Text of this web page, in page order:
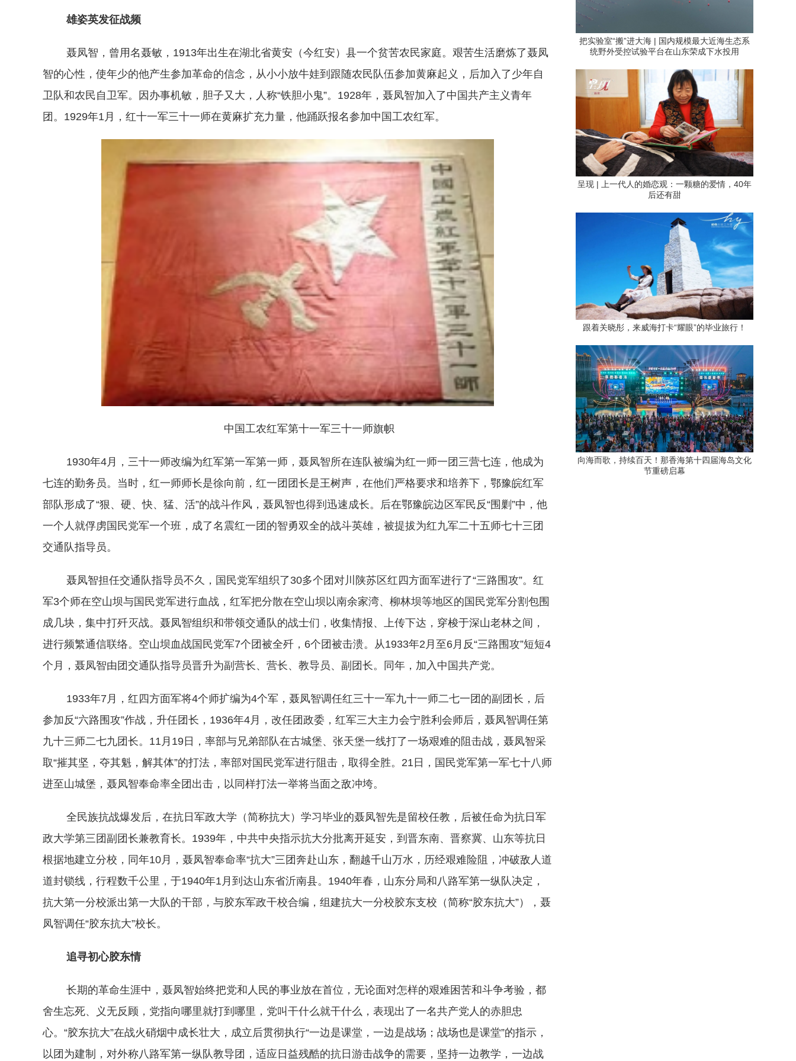
雄姿英发征战频
聂凤智，曾用名聂敏，1913年出生在湖北省黄安（今红安）县一个贫苦农民家庭。艰苦生活磨炼了聂凤
智的心性，使年少的他产生参加革命的信念，从小小放牛娃到跟随农民队伍参加黄麻起义，后加入了少年自
卫队和农民自卫军。因办事机敏，胆子又大，人称“铁胆小鬼”。1928年，聂凤智加入了中国共产主义青年
团。1929年1月，红十一军三十一师在黄麻扩充力量，他踊跃报名参加中国工农红军。
中国工农红军第十一军三十一师旗帜
1930年4月，三十一师改编为红军第一军第一师，聂凤智所在连队被编为红一师一团三营七连，他成为
七连的勤务员。当时，红一师师长是徐向前，红一团团长是王树声，在他们严格要求和培养下，鄂豫皖红军
部队形成了“狠、硬、快、猛、活”的战斗作风，聂凤智也得到迅速成长。后在鄂豫皖边区军民反“围剿”中，他
一个人就俘虏国民党军一个班，成了名震红一团的智勇双全的战斗英雄，被提拔为红九军二十五师七十三团
交通队指导员。
聂凤智担任交通队指导员不久，国民党军组织了30多个团对川陕苏区红四方面军进行了“三路围攻”。红
军3个师在空山坝与国民党军进行血战，红军把分散在空山坝以南余家湾、柳林坝等地区的国民党军分割包围
成几块，集中打歼灭战。聂凤智组织和带领交通队的战士们，收集情报、上传下达，穿梭于深山老林之间，
进行频繁通信联络。空山坝血战国民党军7个团被全歼，6个团被击溃。从1933年2月至6月反“三路围攻”短短4
个月，聂凤智由团交通队指导员晋升为副营长、营长、教导员、副团长。同年，加入中国共产党。
1933年7月，红四方面军将4个师扩编为4个军，聂凤智调任红三十一军九十一师二七一团的副团长，后
参加反“六路围攻”作战，升任团长，1936年4月，改任团政委，红军三大主力会宁胜利会师后，聂凤智调任第
九十三师二七九团长。11月19日，率部与兄弟部队在古城堡、张天堡一线打了一场艰难的阻击战，聂凤智采
取“摧其坚，夺其魁，解其体”的打法，率部对国民党军进行阻击，取得全胜。21日，国民党军第一军七十八师
进至山城堡，聂凤智奉命率全团出击，以同样打法一举将当面之敌冲垮。
全民族抗战爆发后，在抗日军政大学（简称抗大）学习毕业的聂凤智先是留校任教，后被任命为抗日军
政大学第三团副团长兼教育长。1939年，中共中央指示抗大分批离开延安，到晋东南、晋察冀、山东等抗日
根据地建立分校，同年10月，聂凤智奉命率“抗大”三团奔赴山东，翻越千山万水，历经艰难险阻，冲破敌人道
道封锁线，行程数千公里，于1940年1月到达山东省沂南县。1940年春，山东分局和八路军第一纵队决定，
抗大第一分校派出第一大队的干部，与胶东军政干校合编，组建抗大一分校胶东支校（简称“胶东抗大”），聂
凤智调任“胶东抗大”校长。
追寻初心胶东情
长期的革命生涯中，聂凤智始终把党和人民的事业放在首位，无论面对怎样的艰难困苦和斗争考验，都
舍生忘死、义无反顾，党指向哪里就打到哪里，党叫干什么就干什么，表现出了一名共产党人的赤胆忠
心。“胶东抗大”在战火硝烟中成长壮大，成立后贯彻执行“一边是课堂，一边是战场；战场也是课堂”的指示，
以团为建制，对外称八路军第一纵队教导团，适应日益残酷的抗日游击战争的需要，坚持一边教学，一边战
把实验室“搬”进大海 | 国内规模最大近海生态系
统野外受控试验平台在山东荣成下水投用
呈现 | 上一代人的婚恋观：一颗糖的爱情，40年
后还有甜
跟着关晓彤，来威海打卡“耀眼”的毕业旅行！
向海而歌，持续百天！那香海第十四届海岛文化
节重磅启幕